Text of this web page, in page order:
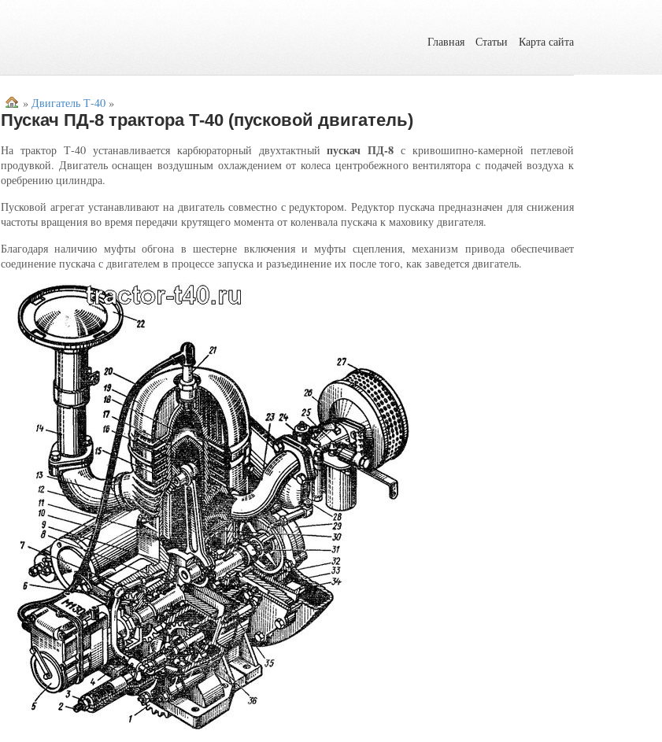
Главная Статьи Карта сайта
» Двигатель Т-40 »
​Пускач ПД-8 трактора Т-40 (пусковой двигатель)
На трактор Т-40 устанавливается карбюраторный двухтактныйпускач ПД-8с кривошипно-камерной петлевой
продувкой. Двигатель оснащен воздушным охлаждением от колеса центробежного вентилятора с подачей воздуха к
оребрению цилиндра.
Пусковой агрегат устанавливают на двигатель совместно с редуктором. Редуктор пускача предназначен для снижения
частоты вращения во время передачи крутящего момента от коленвала пускача к маховику двигателя.
Благодаря наличию муфты обгона в шестерне включения и муфты сцепления, механизм привода обеспечивает
соединение пускача с двигателем в процессе запуска и разъединение их после того, как заведется двигатель.